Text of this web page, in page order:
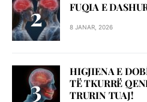
FUQIA E
8 JANAR, 2026
HIGJIENA E
TË TKURRË
TRURIN TUAJ!